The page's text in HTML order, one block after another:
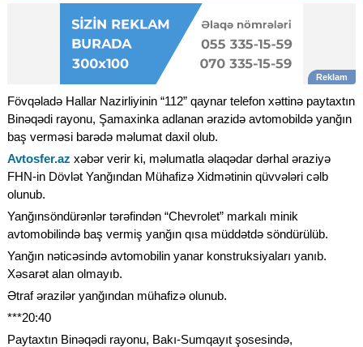
Fövqəladə Hallar Nazirliyinin “112” qaynar telefon xəttinə paytaxtın
Binəqədi rayonu, Şamaxinka adlanan ərazidə avtomobildə yanğın
baş verməsi barədə məlumat daxil olub.
Avtosfer.az xəbər verir ki, məlumatla əlaqədar dərhal əraziyə
FHN-in Dövlət Yanğından Mühafizə Xidmətinin qüvvələri cəlb
olunub.
Yanğınsöndürənlər tərəfindən “Chevrolet” markalı minik
avtomobilində baş vermiş yanğın qısa müddətdə söndürülüb.
Yanğın nəticəsində avtomobilin yanar konstruksiyaları yanıb.
Xəsarət alan olmayıb.
Ətraf ərazilər yanğından mühafizə olunub.
***20:40
Paytaxtın Binəqədi rayonu, Bakı-Sumqayıt şosesində,